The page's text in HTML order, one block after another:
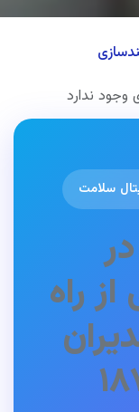
وجود ندارد
سلامت
راه
بازار ۱۸۷